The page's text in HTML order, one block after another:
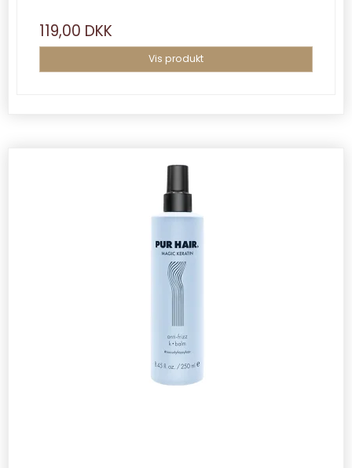
119,00 DKK
Vis produkt